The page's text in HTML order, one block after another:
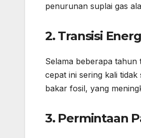
penurunan suplai gas
2. Transisi
Selama beberapa
cepat ini sering kali
bakar fosil, yang
3. Permintaan